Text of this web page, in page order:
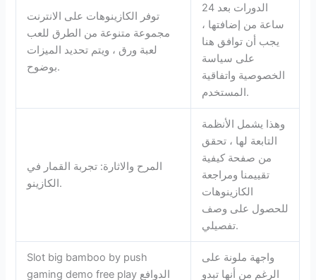
توفر الكازينوهات على الانترنت
مجموعة متنوعة من الطرق للعب
لعبة ورق ، ويتم تحديد الميزات
بوضوح.
الدورات بعد 24
ساعة من إضافتها ،
يجب أن توافق هنا
على سياسة
الخصوصية واتفاقية
المستخدم.
المرح والاثارة: تجربة القمار في
الكازينو.
وهذا يشمل الأنظمة
التابعة لها ، تحقق
من صفحة كيفية
تقييمنا ومراجعة
الكازينوهات
للحصول على وصف
تفصيلي.
Slot big bamboo by push
gaming demo free play الدوافع
واجهة ملونة على
الرغم من أنها تبدو